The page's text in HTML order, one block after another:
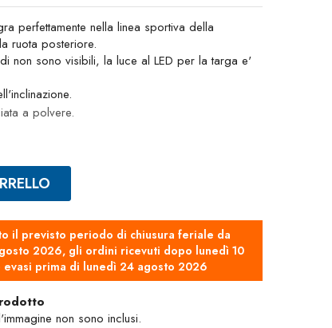
perfettamente nella linea sportiva della
ruota posteriore.
non sono visibili, la luce al LED per la targa e'
a polvere.
il previsto periodo di chiusura feriale da
2026, gli ordini ricevuti dopo lunedì 10
prima di lunedì 24 agosto 2026
non sono inclusi.